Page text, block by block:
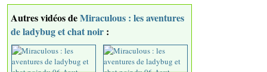
Autres vidéos deMiraculous : les aventures
de ladybug et chat noir :